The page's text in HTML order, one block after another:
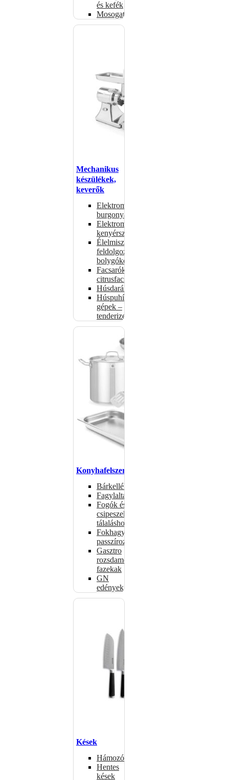
és kefék
Mosogatógépkosarak
Mechanikus
készülékek,
keverők
Elektromos
burgonyahámozók
Elektromos
kenyérszeletelők
Élelmiszer-
feldolgozók –
bolygókeverők
Facsarók,
citrusfacsarók
Húsdarálók
Húspuhító
gépek –
tenderizerek
Konyhafelszerelés
Bárkellékek
Fagylaltadagolók
Fogók és
csipeszek
tálaláshoz
Fokhagymaprések,
passzírozók
Gasztro
rozsdamentes
fazekak
GN
edények
Kések
Hámozókések
Hentes
kések